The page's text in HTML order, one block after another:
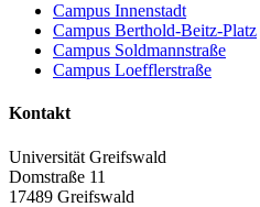
Campus Innenstadt
Campus Berthold-Beitz-Platz
Campus Soldmannstraße
Campus Loefflerstraße
Kontakt
Universität Greifswald
Domstraße 11
17489 Greifswald